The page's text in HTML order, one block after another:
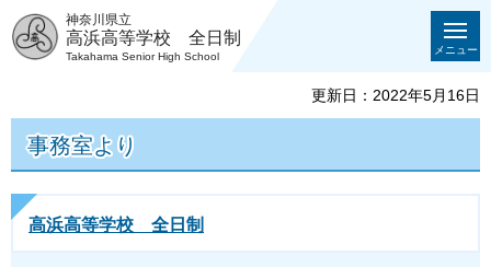
神奈川県立
高浜高等学校 全日制
Takahama Senior High School
メニュー
更新日：2022年5月16日
事務室より
高浜高等学校 全日制